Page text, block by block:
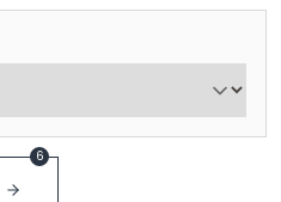
6